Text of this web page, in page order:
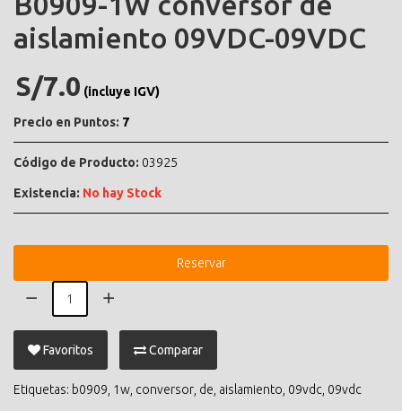
aislamiento 09VDC-09VDC
S/7.0 (incluye IGV)
Precio en Puntos: 7
Código de Producto: 03925
Existencia: No hay Stock
Reservar
Favoritos Comparar
Etiquetas: b0909 1w conversor de aislamiento 09vdc 09vdc